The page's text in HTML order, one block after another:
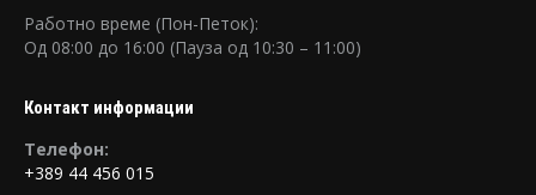
Работно време (Пон-Петок):
Oд 08:00 до 16:00 (Пауза од 10:30 – 11:00)
Контакт информации
Tелефон:
+389 44 456 015